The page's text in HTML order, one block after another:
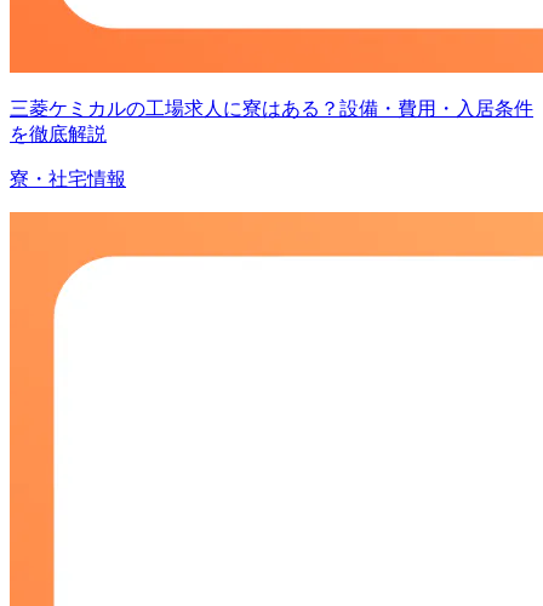
三菱ケミカルの工場求人に寮はある？設備・費用・入居条件
を徹底解説
寮・社宅情報